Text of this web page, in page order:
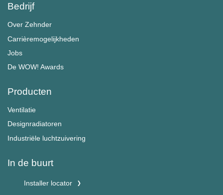
Bedrijf
Over Zehnder
Carrièremogelijkheden
Jobs
De WOW! Awards
Producten
Ventilatie
Designradiatoren
Industriële luchtzuivering
In de buurt
Installer locator